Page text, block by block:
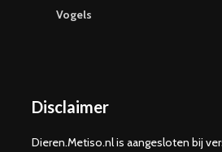
Vogels
Disclaimer
Dieren.Metiso.nl is aangesloten bij